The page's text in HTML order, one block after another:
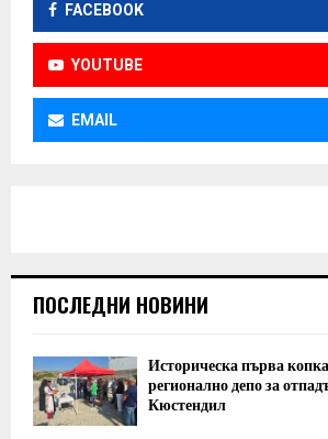
FACEBOOK
YOUTUBE
EMAIL
ПОСЛЕДНИ НОВИНИ
Историческа първа
регионално депо за
Кюстендил